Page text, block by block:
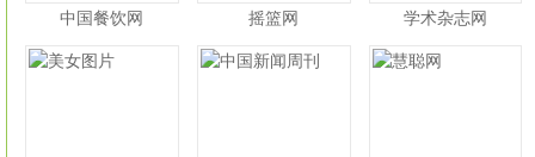
中国餐饮网 摇篮网 学术杂志网